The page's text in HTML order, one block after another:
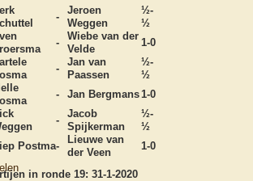
-
Jeroen
Weggen
½-
½
-
Wiebe van der
Velde
1-0
-
Jan van
Paassen
½-
½
- Jan Bergmans 1-0
-
Jacob
Spijkerman
½-
½
Postma-
Lieuwe van
der Veen
1-0
in ronde 19: 31-1-2020